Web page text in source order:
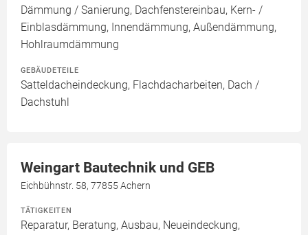
Dämmung / Sanierung, Dachfenstereinbau, Kern- /
Einblasdämmung, Innendämmung, Außendämmung,
Hohlraumdämmung
GEBÄUDETEILE
Satteldacheindeckung, Flachdacharbeiten, Dach /
Dachstuhl
Weingart Bautechnik und GEB
Eichbühnstr. 58, 77855 Achern
TÄTIGKEITEN
Reparatur, Beratung, Ausbau, Neueindeckung,